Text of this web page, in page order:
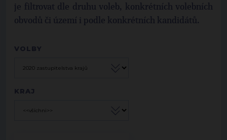
je filtrovat dle druhu voleb, konkrétních volebních
obvodů či území i podle konkrétních kandidátů.
VOLBY
KRAJ